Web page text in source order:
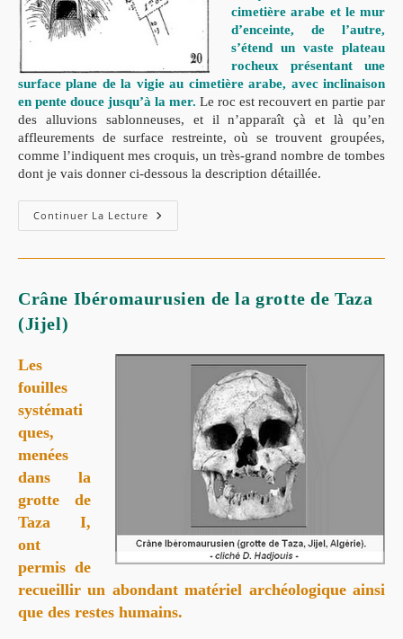
cimetière arabe et le mur
d’enceinte, de l’autre,
s’étend un vaste plateau
rocheux présentant une
surface plane de la vigie au cimetière arabe, avec inclinaison
en pente douce jusqu’à la mer. Le roc est recouvert en partie par
des alluvions sablonneuses, et il n’apparaît çà et là qu’en
affleurements de surface restreinte, où se trouvent groupées,
comme l’indiquent mes croquis, un très-grand nombre de tombes
dont je vais donner ci-dessous la description détaillée.
Continuer La Lecture
Crâne Ibéromaurusien de la grotte de Taza
(Jijel)
Les
fouilles
systémati
ques,
menées
dans la
grotte de
Taza I,
ont
permis de
recueillir un abondant matériel archéologique ainsi
que des restes humains.